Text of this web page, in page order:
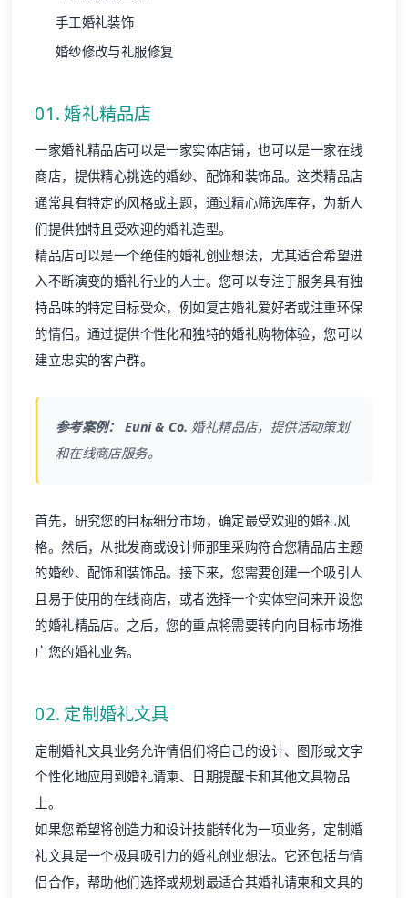
手工婚礼装饰
婚纱修改与礼服修复
01. 婚礼精品店
一家婚礼精品店可以是一家实体店铺，也可以是一家在线
商店，提供精心挑选的婚纱、配饰和装饰品。这类精品店
通常具有特定的风格或主题，通过精心筛选库存，为新人
们提供独特且受欢迎的婚礼造型。
精品店可以是一个绝佳的婚礼创业想法，尤其适合希望进
入不断演变的婚礼行业的人士。您可以专注于服务具有独
特品味的特定目标受众，例如复古婚礼爱好者或注重环保
的情侣。通过提供个性化和独特的婚礼购物体验，您可以
建立忠实的客户群。
参考案例： Euni & Co. 婚礼精品店，提供活动策划
和在线商店服务。
首先，研究您的目标细分市场，确定最受欢迎的婚礼风
格。然后，从批发商或设计师那里采购符合您精品店主题
的婚纱、配饰和装饰品。接下来，您需要创建一个吸引人
且易于使用的在线商店，或者选择一个实体空间来开设您
的婚礼精品店。之后，您的重点将需要转向向目标市场推
广您的婚礼业务。
02. 定制婚礼文具
定制婚礼文具业务允许情侣们将自己的设计、图形或文字
个性化地应用到婚礼请柬、日期提醒卡和其他文具物品
上。
如果您希望将创造力和设计技能转化为一项业务，定制婚
礼文具是一个极具吸引力的婚礼创业想法。它还包括与情
侣合作，帮助他们选择或规划最适合其婚礼请柬和文具的